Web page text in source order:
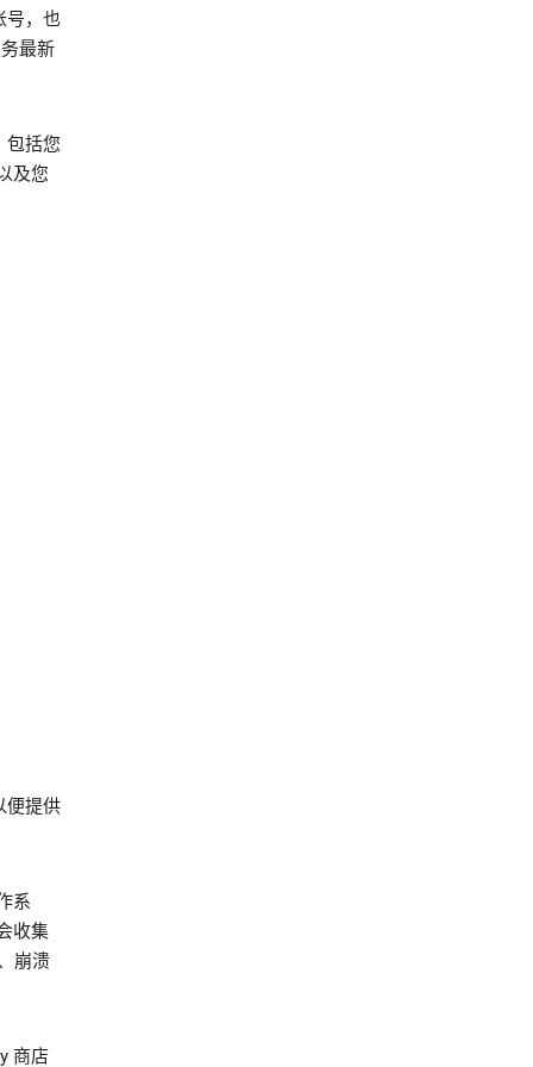
号，也
最新
包括您
及您
便提供
系
收集
崩溃
商店